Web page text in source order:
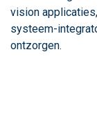
vision
systeem-
ontzorgen.